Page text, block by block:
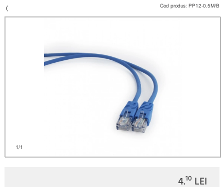
1/1
(
Fii primul care scrie un review
Cod produs: PP12-0.5M/B
4.10 LEI